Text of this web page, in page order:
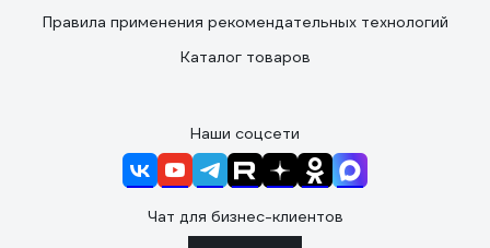
Правила применения рекомендательных технологий
Каталог товаров
Наши соцсети
Чат для бизнес-клиентов